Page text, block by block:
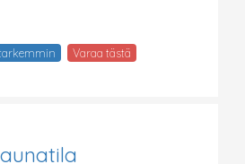
Varaa tästä